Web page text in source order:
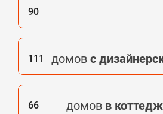
90
111 домов с
66 домов в